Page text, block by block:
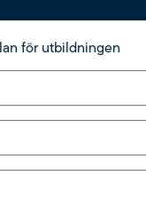
för utbildningen